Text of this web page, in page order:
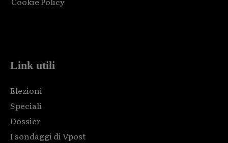
Link utili
Elezioni
Speciali
Dossier
I sondaggi di Vpost